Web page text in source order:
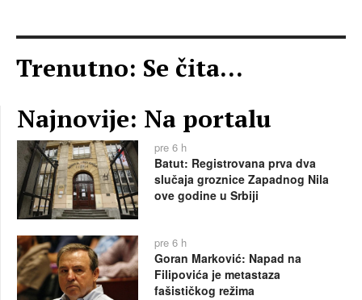
Trenutno: Se čita...
Najnovije: Na portalu
pre 6 h
Batut: Registrovana prva dva
slučaja groznice Zapadnog Nila
ove godine u Srbiji
pre 6 h
Goran Marković: Napad na
Filipovića je metastaza
fašističkog režima